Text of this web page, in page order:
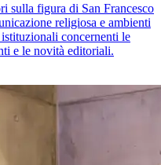
sulla figura di San Francesco
religiosa e ambienti
concernenti le
e le novità editoriali.